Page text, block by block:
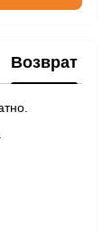
Возврат